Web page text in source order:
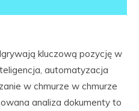
kluczową pozycję w
automatyzacja
w chmurze w chmurze
analiza dokumenty to